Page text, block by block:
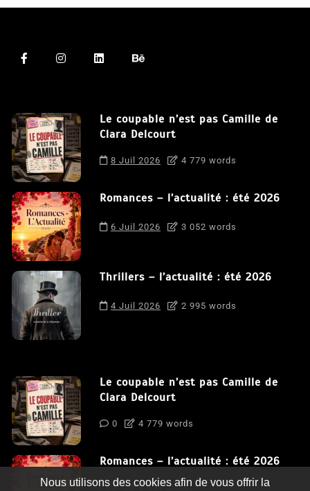
Le coupable n’est pas Camille de
Clara Delcourt
8 Juil 2026 4 779 words
Romances – l’actualité : été 2026
6 Juil 2026 3 052 words
Thrillers – l’actualité : été 2026
4 Juil 2026 2 995 words
Le coupable n’est pas Camille de
Clara Delcourt
0 4 779 words
Romances – l’actualité : été 2026
Nous utilisons des cookies afin de vous offrir la